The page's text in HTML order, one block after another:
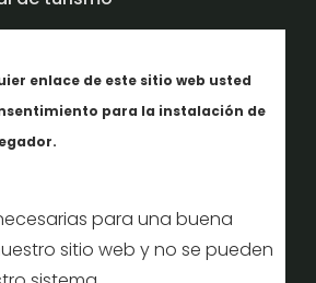
enlace de este sitio web usted
para la instalación de
para una buena
sitio web y no se pueden